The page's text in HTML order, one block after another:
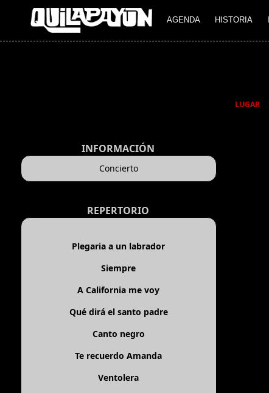
AGENDA HISTORIA
LUGAR
INFORMACIÓN
Concierto
REPERTORIO
Plegaria a un labrador
Siempre
A California me voy
Qué dirá el santo padre
Canto negro
Te recuerdo Amanda
Ventolera